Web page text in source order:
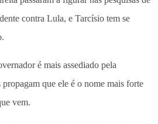
contra Lula, e Tarcísio tem se
é mais assediado pela
que ele é o nome mais forte
vem.